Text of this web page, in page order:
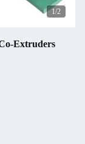
1/2
Extruders